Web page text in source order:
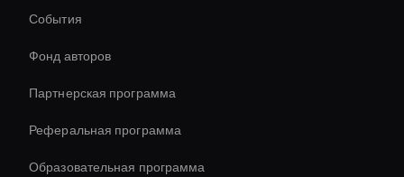
Соотношение сторон видео AI
Live Ai Avatar
События
Фонд авторов
Партнерская программа
Реферальная программа
Образовательная программа